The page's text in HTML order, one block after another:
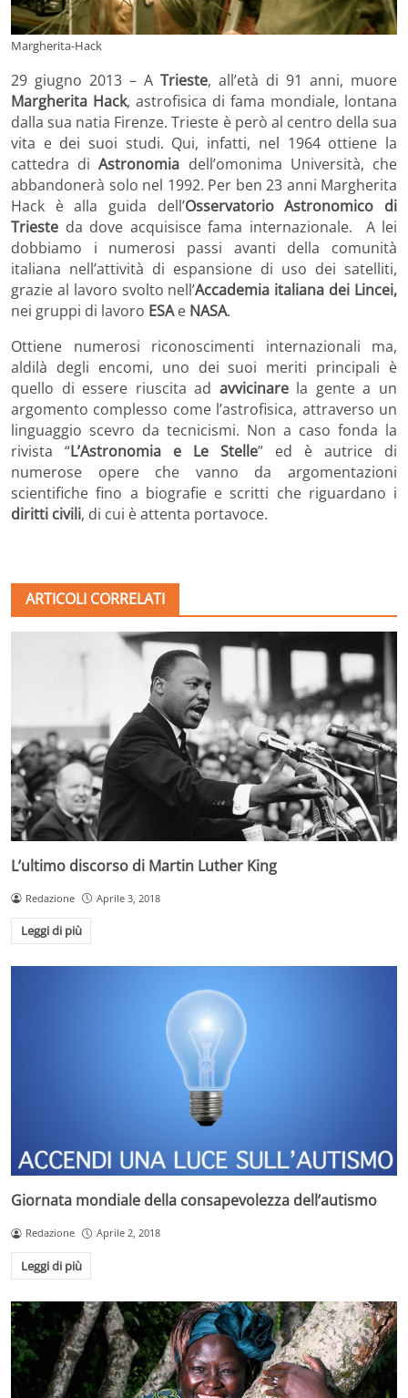
Margherita-Hack
29 giugno 2013 – A Trieste, all’età di 91 anni, muore
Margherita Hack, astrofisica di fama mondiale, lontana
dalla sua natia Firenze. Trieste è però al centro della sua
vita e dei suoi studi. Qui, infatti, nel 1964 ottiene la
cattedra diAstronomia dell’omonima Università, che
abbandonerà solo nel 1992. Per ben 23 anni Margherita
Hack è alla guida dell’Osservatorio Astronomico di
Trieste da dove acquisisce fama internazionale. A lei
dobbiamo i numerosi passi avanti della comunità
italiana nell’attività di espansione di uso dei satelliti,
grazie al lavoro svolto nell’Accademia italiana dei Lincei,
nei gruppi di lavoro ESAe NASA.
Ottiene numerosi riconoscimenti internazionali ma,
aldilà degli encomi, uno dei suoi meriti principali è
quello di essere riuscita ad avvicinarela gente a un
argomento complesso come l’astrofisica, attraverso un
linguaggio scevro da tecnicismi. Non a caso fonda la
rivista “L’Astronomia e Le Stelle” ed è autrice di
numerose opere che vanno da argomentazioni
scientifiche fino a biografie e scritti che riguardano i
diritti civili, di cui è attenta portavoce.
ARTICOLI CORRELATI
L’ultimo discorso di Martin Luther King
Redazione Aprile 3, 2018
Leggi di più
Giornata mondiale della consapevolezza dell’autismo
Redazione Aprile 2, 2018
Leggi di più